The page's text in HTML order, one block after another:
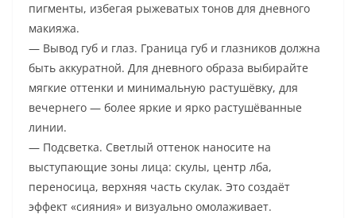
пигменты, избегая рыжеватых тонов для дневного
макияжа.
— Вывод губ и глаз. Граница губ и глазников должна
быть аккуратной. Для дневного образа выбирайте
мягкие оттенки и минимальную растушёвку, для
вечернего — более яркие и ярко растушёванные
линии.
— Подсветка. Светлый оттенок наносите на
выступающие зоны лица: скулы, центр лба,
переносица, верхняя часть скулак. Это создаёт
эффект «сияния» и визуально омолаживает.